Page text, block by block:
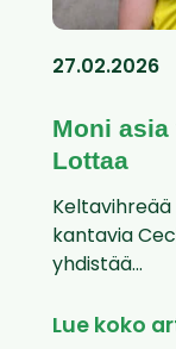
27.02.2026
Moni
Lottaa
kantavia
yhdistää...
Lue koko